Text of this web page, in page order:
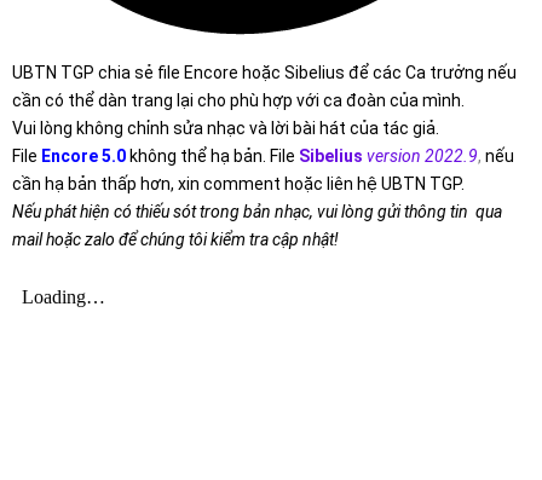
UBTN TGP chia sẻ file Encore hoặc Sibelius để các Ca trưởng nếu
cần có thể dàn trang lại cho phù hợp với ca đoàn của mình.
Vui lòng không chỉnh sửa nhạc và lời bài hát của tác giả.
File Encore 5.0 không thể hạ bản. File Sibelius version 2022.9, nếu
cần hạ bản thấp hơn, xin comment hoặc liên hệ UBTN TGP.
Nếu phát hiện có thiếu sót trong bản nhạc, vui lòng gửi thông tin qua
mail hoặc zalo để chúng tôi kiểm tra cập nhật!